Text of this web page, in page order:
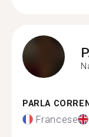
PARLA
Francese